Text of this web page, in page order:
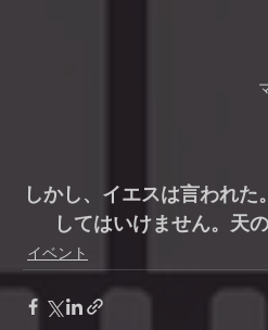
しかし、イエスは言われ
してはいけません。天
イベント